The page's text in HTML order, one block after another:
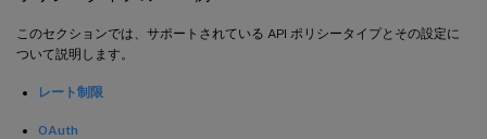
このセクションでは、サポートされている API ポリシータイプとその設定に
ついて説明します。
レート制限
OAuth